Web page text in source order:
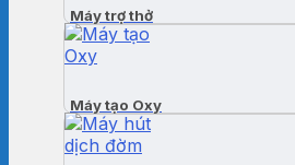
Máy trợ thở
Máy tạo Oxy